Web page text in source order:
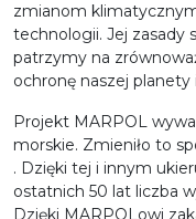
zmianom
technologii. Jej zasady
patrzymy na
ochronę naszej planety
Projekt MARPOL
morskie. Zmieniło to
. Dzięki tej i innym
ostatnich 50 lat liczba
Dzięki MARPOLowi